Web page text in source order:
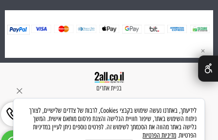
בניית אתרים
✕
לידיעתך, באתרנו נעשה שימוש בקבצי Cookies, לרבות של צדדים שלישיים, לצורך
ניתוח השימוש באתר, שיפור חוויית הגלישה והצגת פרסום מותאם אישית. המשך
גלישה באתר מהווה את הסכמתך לשימוש זה. לפרטים נוספים ניתן לעיין במדיניות
הפרטיות. מדיניות הפרטיות